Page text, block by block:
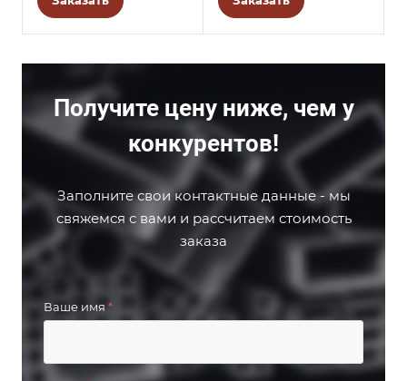
Получите цену ниже, чем у
конкурентов!
Заполните свои контактные данные - мы
свяжемся с вами и рассчитаем стоимость
заказа
Ваше имя *